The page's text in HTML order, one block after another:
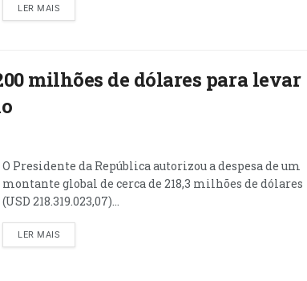
LER MAIS
milhões de dólares para levar
O Presidente da República autorizou a despesa de um
montante global de cerca de 218,3 milhões de dólares
(USD 218.319.023,07)...
LER MAIS